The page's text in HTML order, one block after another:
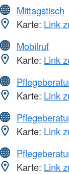
Mittagstisch
Karte: Link
Mobilruf
Karte: Link
Karte: Link
Karte: Link
Karte: Link